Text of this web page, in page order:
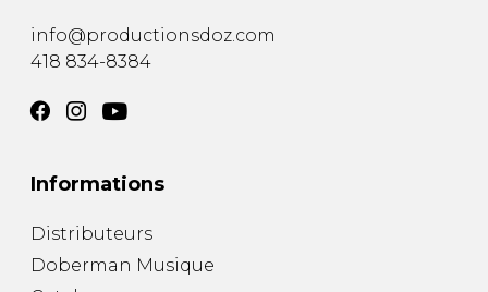
info@productionsdoz.com
418 834-8384
Informations
Distributeurs
Doberman Musique